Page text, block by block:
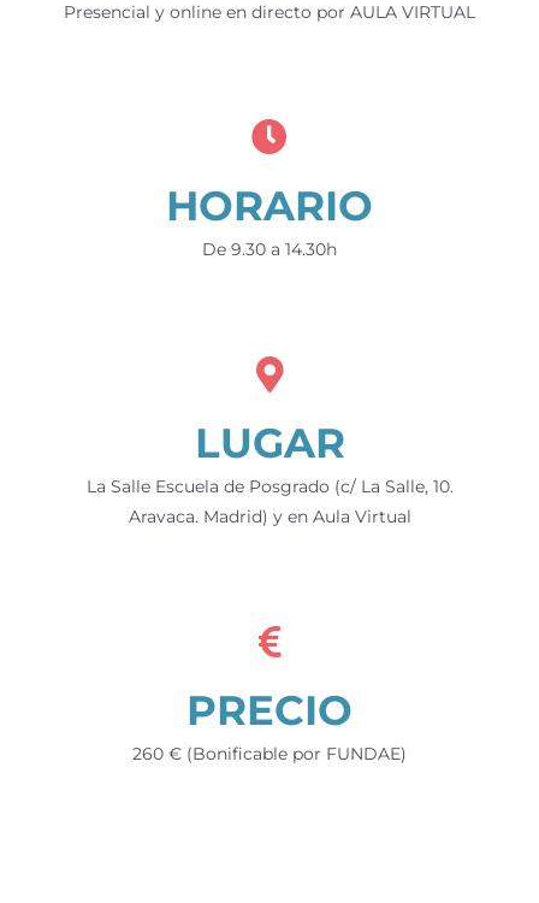
Presencial y online en directo por AULA VIRTUAL
HORARIO
De 9.30 a 14.30h
LUGAR
La Salle Escuela de Posgrado (c/ La Salle, 10.
Aravaca. Madrid) y en Aula Virtual
PRECIO
260 € (Bonificable por FUNDAE)